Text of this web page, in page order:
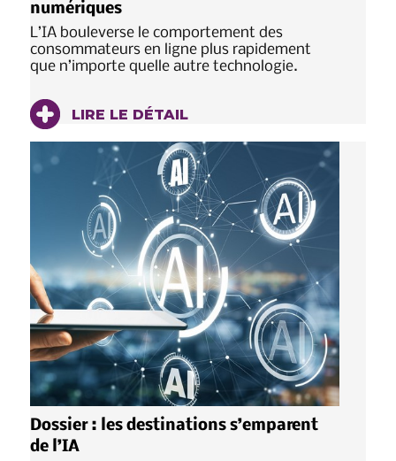
numériques
L’IA bouleverse le comportement des
consommateurs en ligne plus rapidement
que n’importe quelle autre technologie.
LIRE LE DÉTAIL
Dossier : les destinations s’emparent
de l’IA